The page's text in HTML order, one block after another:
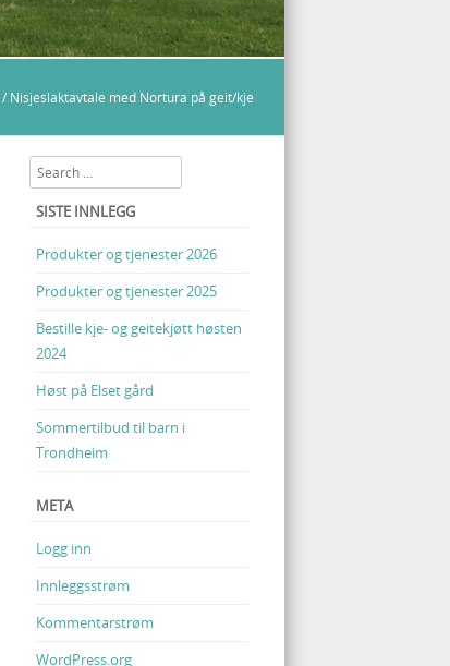
/ Nisjeslaktavtale med Nortura på geit/kje
Search
SISTE INNLEGG
Produkter og tjenester 2026
Produkter og tjenester 2025
Bestille kje- og geitekjøtt høsten
2024
Høst på Elset gård
Sommertilbud til barn i
Trondheim
META
Logg inn
Innleggsstrøm
Kommentarstrøm
WordPress.org